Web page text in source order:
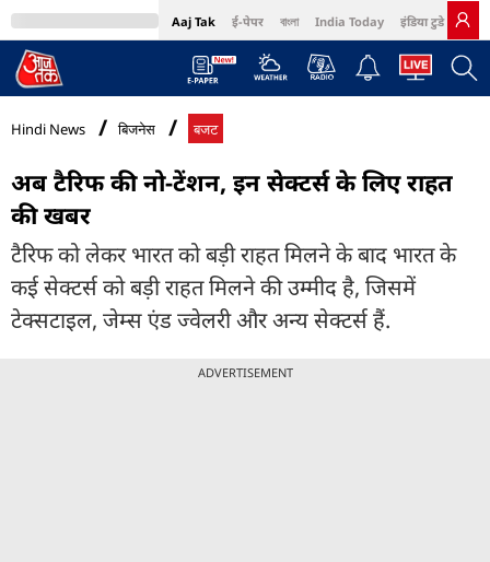
Aaj Tak ई-पेपर বাংলা India Today इंडिया टुडे हिंदी
MumbaiTak Cosmopolitan Harper's Bazaar Northeast
Hindi News बिजनेस बजट
अब टैरिफ की नो-टेंशन, इन सेक्‍टर्स के लिए राहत
की खबर
टैरिफ को लेकर भारत को बड़ी राहत मिलने के बाद भारत के
कई सेक्‍टर्स को बड़ी राहत मिलने की उम्‍मीद है, जिसमें
टेक्‍सटाइल, जेम्‍स एंड ज्‍वेलरी और अन्‍य सेक्‍टर्स हैं.
ADVERTISEMENT